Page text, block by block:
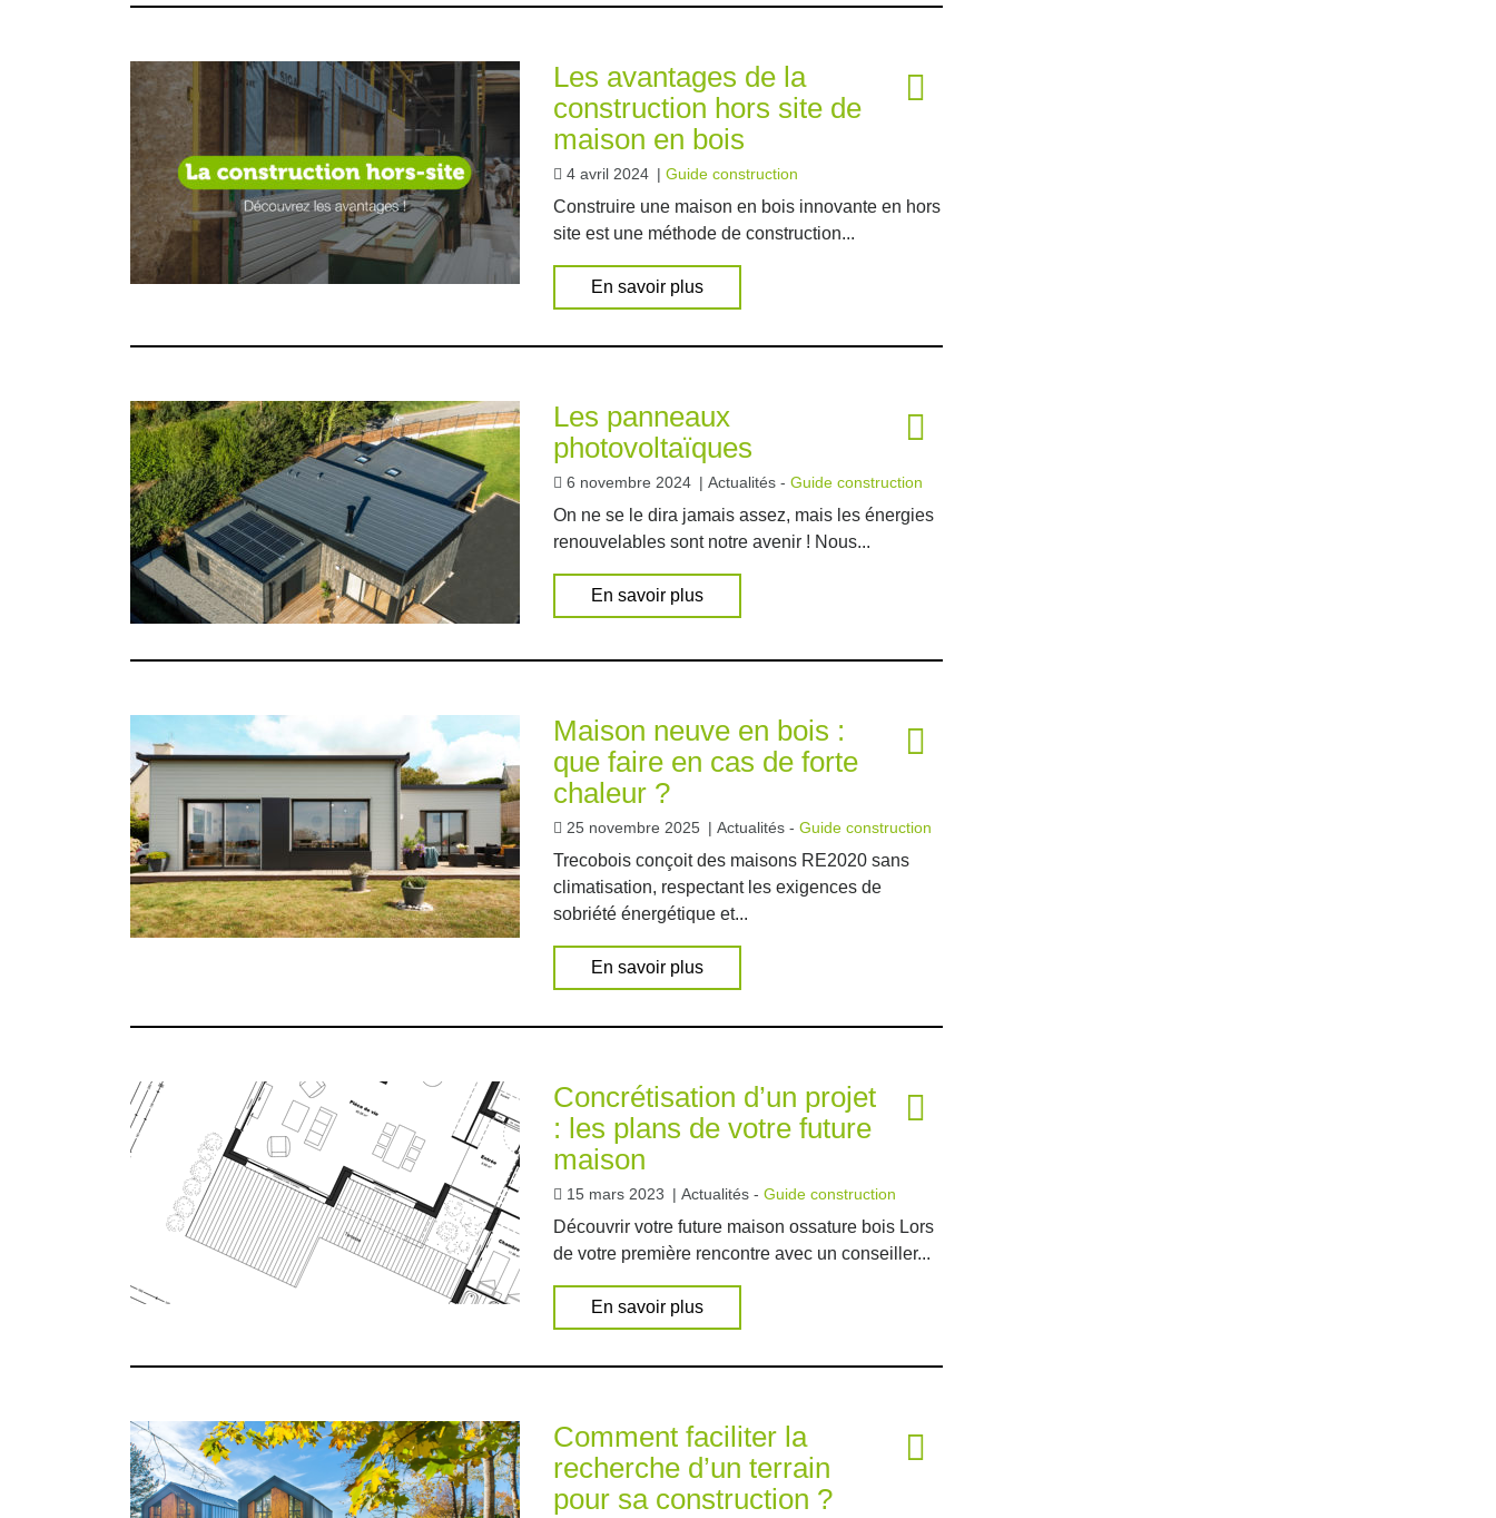
Les avantages de la
construction hors site de
maison en bois
4 avril 2024 | Guide construction
Construire une maison en bois innovante en hors
site est une méthode de construction...
En savoir plus
Les panneaux
photovoltaïques
6 novembre 2024 | Actualités - Guide construction
On ne se le dira jamais assez, mais les énergies
renouvelables sont notre avenir ! Nous...
En savoir plus
Maison neuve en bois :
que faire en cas de forte
chaleur ?
25 novembre 2025 | Actualités - Guide construction
Trecobois conçoit des maisons RE2020 sans
climatisation, respectant les exigences de
sobriété énergétique et...
En savoir plus
Concrétisation d’un projet
: les plans de votre future
maison
15 mars 2023 | Actualités - Guide construction
Découvrir votre future maison ossature bois Lors
de votre première rencontre avec un conseiller...
En savoir plus
Comment faciliter la
recherche d’un terrain
pour sa construction ?